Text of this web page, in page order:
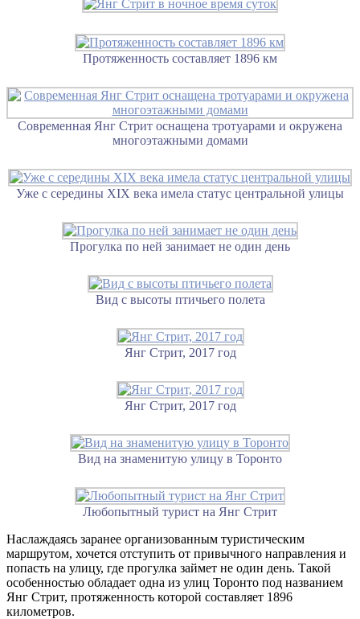
Протяженность составляет 1896 км
Современная Янг Стрит оснащена тротуарами и окружена
многоэтажными домами
Уже с середины XIX века имела статус центральной улицы
Прогулка по ней занимает не один день
Вид с высоты птичьего полета
Янг Стрит, 2017 год
Янг Стрит, 2017 год
Вид на знаменитую улицу в Торонто
Любопытный турист на Янг Стрит
Наслаждаясь заранее организованным туристическим
маршрутом, хочется отступить от привычного направления и
попасть на улицу, где прогулка займет не один день. Такой
особенностью обладает одна из улиц Торонто под названием
Янг Стрит, протяженность которой составляет 1896
километров.